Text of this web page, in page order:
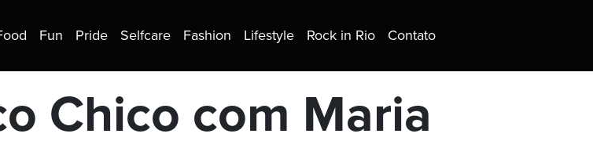
Fun Pride Selfcare Fashion Lifestyle Rock in Rio Contato
Chico com Maria